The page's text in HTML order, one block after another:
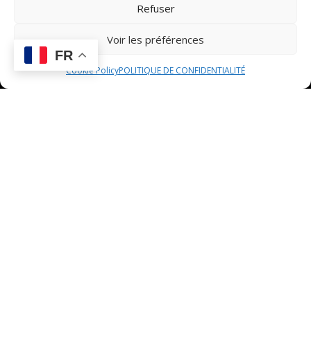
Refuser
Voir les préférences
Cookie PolicyPOLITIQUE DE CONFIDENTIALITÉ
recettes traditionnelles revisitées avec créativité. Les
par le chef, offrent une véritable ode aux saveurs du
Sud. L’atmosphère conviviale et accueillante du
Restaurant F en fait un lieu de prédilection pour
FR